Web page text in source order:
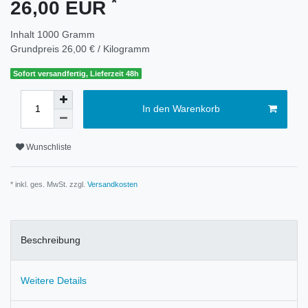
26,00 EUR
Inhalt 1000 Gramm
Grundpreis 26,00 € / Kilogramm
Sofort versandfertig, Lieferzeit 48h
In den Warenkorb
Wunschliste
* inkl. ges. MwSt. zzgl. Versandkosten
Beschreibung
Weitere Details